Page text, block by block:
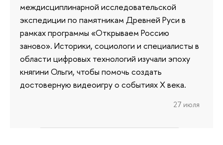
междисциплинарной исследовательской
экспедиции по памятникам Древней Руси в
рамках программы «Открываем Россию
заново». Историки, социологи и специалисты в
области цифровых технологий изучали эпоху
княгини Ольги, чтобы помочь создать
достоверную видеоигру о событиях X века.
27 июля